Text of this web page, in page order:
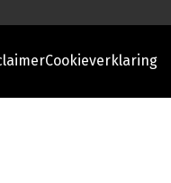
Cookieverklaring